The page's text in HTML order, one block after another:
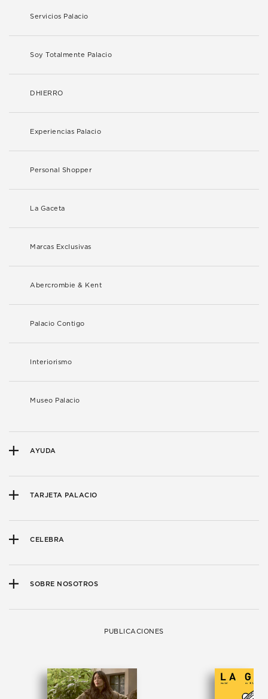
Servicios Palacio
Soy Totalmente Palacio
DHIERRO
Experiencias Palacio
Personal Shopper
La Gaceta
Marcas Exclusivas
Abercrombie & Kent
Palacio Contigo
Interiorismo
Museo Palacio
AYUDA
TARJETA PALACIO
CELEBRA
SOBRE NOSOTROS
PUBLICACIONES